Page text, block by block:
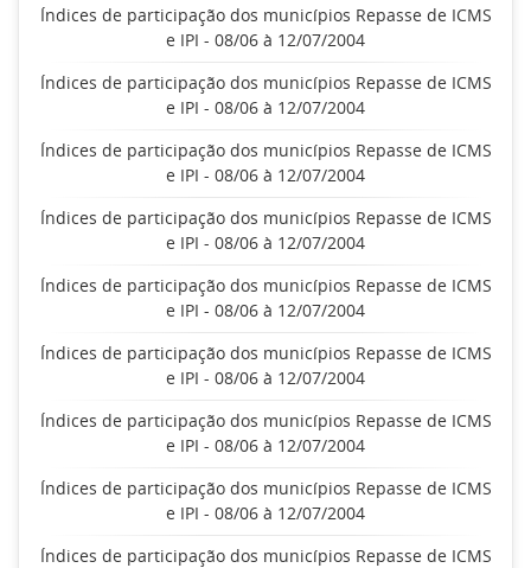
Índices de participação dos municípios Repasse de ICMS
e IPI - 08/06 à 12/07/2004
Índices de participação dos municípios Repasse de ICMS
e IPI - 08/06 à 12/07/2004
Índices de participação dos municípios Repasse de ICMS
e IPI - 08/06 à 12/07/2004
Índices de participação dos municípios Repasse de ICMS
e IPI - 08/06 à 12/07/2004
Índices de participação dos municípios Repasse de ICMS
e IPI - 08/06 à 12/07/2004
Índices de participação dos municípios Repasse de ICMS
e IPI - 08/06 à 12/07/2004
Índices de participação dos municípios Repasse de ICMS
e IPI - 08/06 à 12/07/2004
Índices de participação dos municípios Repasse de ICMS
e IPI - 08/06 à 12/07/2004
Índices de participação dos municípios Repasse de ICMS